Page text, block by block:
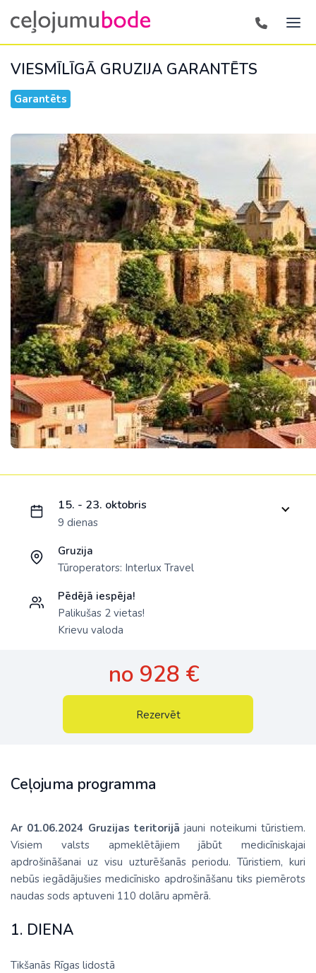
VIESMĪLĪGĀ GRUZIJA GARANTĒTS
Garantēts
Ceļojuma programma
Ar 01.06.2024 Gruzijas teritorijā jauni noteikumi tūristiem.
Visiem valsts apmeklētājiem jābūt medicīniskajai
apdrošināšanai uz visu uzturēšanās periodu. Tūristiem, kuri
nebūs iegādājušies medicīnisko apdrošināšanu tiks piemērots
naudas sods aptuveni 110 dolāru apmērā.
1. DIENA
Tikšanās Rīgas lidostā
15. - 23. oktobris
9 dienas
Gruzija
Tūroperators: Interlux Travel
Pēdējā iespēja!
Palikušas 2 vietas!
Krievu valoda
no 928 €
Rezervēt